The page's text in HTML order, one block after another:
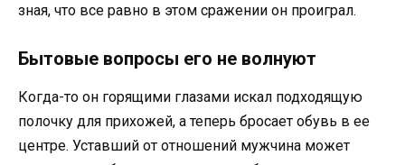
зная, что все равно в этом сражении он проиграл.
Бытовые вопросы его не волнуют
Когда-то он горящими глазами искал подходящую
полочку для прихожей, а теперь бросает обувь в ее
центре. Уставший от отношений мужчина может